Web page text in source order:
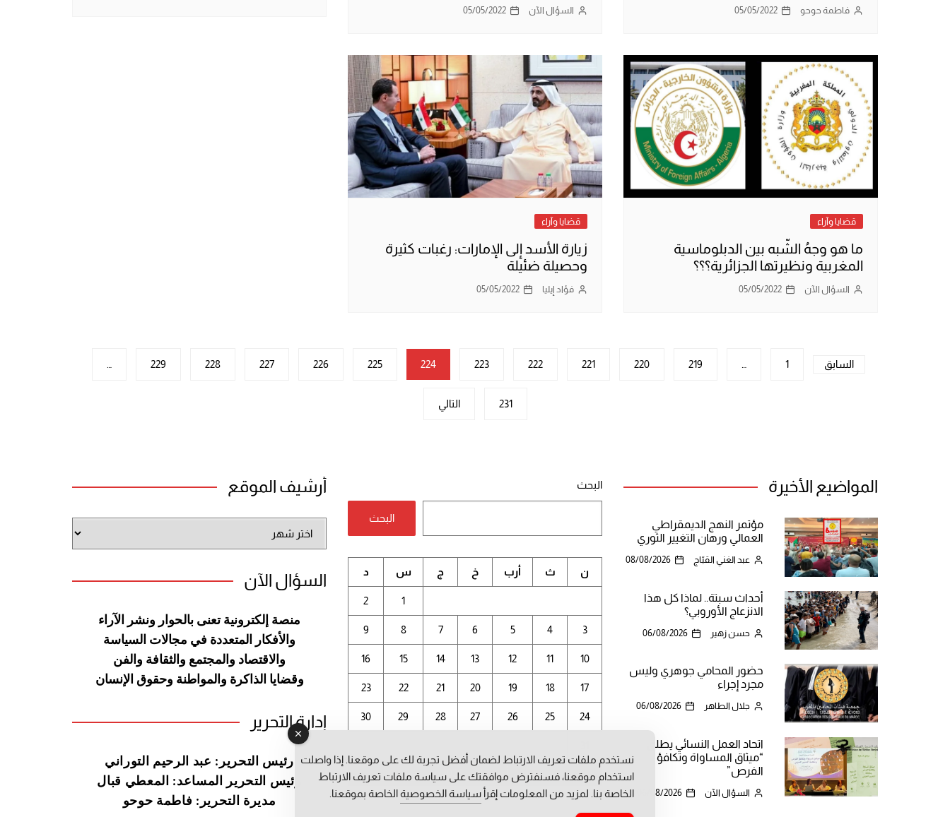
فاطمة حوحو 05/05/2022 السؤال الآن 05/05/2022
قضايا وآراء
ما هو وجهُ الشّبه بين الدبلوماسية
المغربية ونظيرتها الجزائرية؟؟؟
السؤال الآن 05/05/2022
قضايا وآراء
زيارة الأسد إلى الإمارات: رغبات كثيرة
وحصيلة ضئيلة
فؤاد إيليا 05/05/2022
تعدد
السابق 1
219
220
221
222
223
224
225
226
227
228
229
231 التالي
المواضيع الأخيرة
مؤتمر النهج الديمقراطي
العمالي ورهان التغيير الثوري
عبد الغني القبّاج 08/08/2026
أحداث سبتة.. لماذا كل هذا
الانزعاج الأوروبي؟
حسن زهير 06/08/2026
حضور المحامي جوهري وليس
مجرد إجراء
جلال الطاهر 06/08/2026
اتحاد العمل النسائي يطلق
“ميثاق المساواة وتكافؤ
الفرص”
السؤال الآن 06/08/2026
البحث
البحث
أغسطس 2026
ن ث أرب خ ج س د
1
2
3
4
5
6
7
8
9
10
11
12
13
14
15
16
17
18
19
20
21
22
23
24
25
26
27
28
29
30
أرشيف الموقع
الموقع
السؤال الآن
منصة إلكترونية تعنى بالحوار ونشر الآراء
والأفكار المتعددة في مجالات السياسة
والاقتصاد والمجتمع والثقافة والفن
وقضايا الذاكرة والمواطنة وحقوق الإنسان
إدارة التحرير
رئيس التحرير: عبد الرحيم التوراني
رئيس التحرير المساعد: المعطي قبال
مديرة التحرير: فاطمة حوحو
نستخدم ملفات تعريف الارتباط لضمان أفضل تجربة لك على موقعنا. إذا واصلت
استخدام موقعنا، فسنفترض موافقتك على سياسة ملفات تعريف الارتباط
الخاصة بنا. لمزيد من المعلومات إقرأ سياسة الخصوصيةالخاصة بموقعنا.